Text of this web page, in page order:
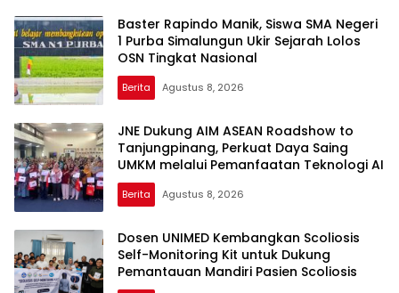
Baster Rapindo Manik, Siswa SMA Negeri
1 Purba Simalungun Ukir Sejarah Lolos
OSN Tingkat Nasional
Berita Agustus 8, 2026
JNE Dukung AIM ASEAN Roadshow to
Tanjungpinang, Perkuat Daya Saing
UMKM melalui Pemanfaatan Teknologi AI
Berita Agustus 8, 2026
Dosen UNIMED Kembangkan Scoliosis
Self-Monitoring Kit untuk Dukung
Pemantauan Mandiri Pasien Scoliosis